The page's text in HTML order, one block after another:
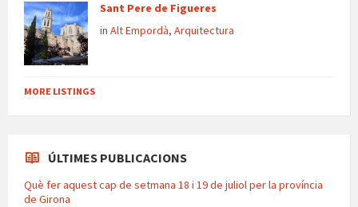
Sant Pere de Figueres
in Alt Empordà, Arquitectura
MORE LISTINGS
ÚLTIMES PUBLICACIONS
Què fer aquest cap de setmana 18 i 19 de juliol per la província
de Girona